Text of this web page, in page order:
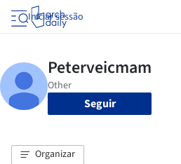
Iniciar sessão
Seguir
Organizar